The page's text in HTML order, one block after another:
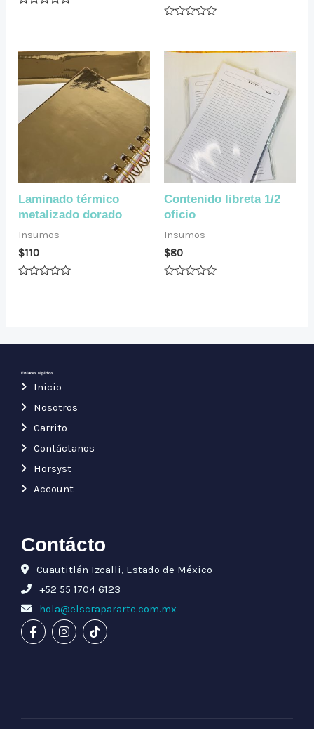
5
de
Laminado térmico
metalizado dorado
Insumos
$110
Contenido libreta 1/2
oficio
Insumos
$80
Enlaces rápidos
Inicio
Nosotros
Carrito
Contáctanos
Horsyst
Account
Contácto
Cuautitlán Izcalli, Estado de México
+52 55 1704 6123
hola@elscrapararte.com.mx